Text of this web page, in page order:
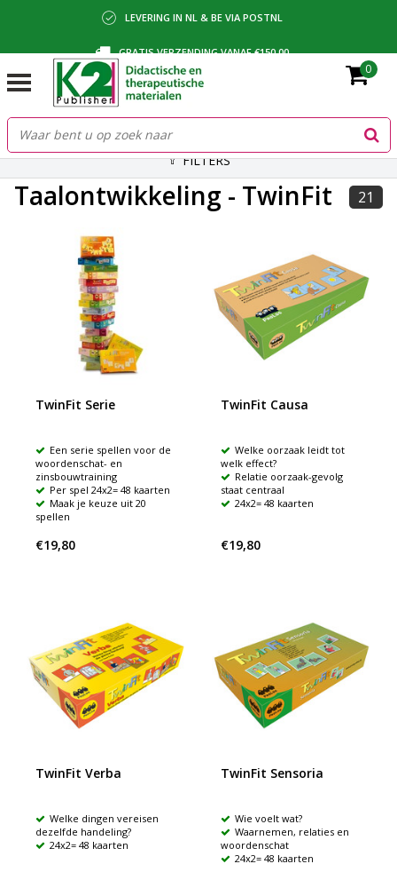
LEVERING IN NL & BE VIA POSTNL
GRATIS VERZENDING VANAF €150,00
BETALING VIA IDEAL, BANCONTACT OF FACTUUR
0
FILTERS
Taalontwikkeling - TwinFit 21
TwinFit Serie
Een serie spellen voor de
woordenschat- en
zinsbouwtraining
Per spel 24x2= 48 kaarten
Maak je keuze uit 20
spellen
€19,80
TwinFit Causa
Welke oorzaak leidt tot
welk effect?
Relatie oorzaak-gevolg
staat centraal
24x2= 48 kaarten
€19,80
TwinFit Verba
Welke dingen vereisen
dezelfde handeling?
24x2= 48 kaarten
TwinFit Sensoria
Wie voelt wat?
Waarnemen, relaties en
woordenschat
24x2= 48 kaarten